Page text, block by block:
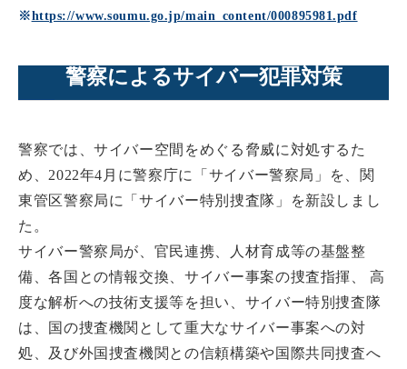
※https://www.soumu.go.jp/main_content/000895981.pdf
警察によるサイバー犯罪対策
警察では、サイバー空間をめぐる脅威に対処するた
め、2022年4月に警察庁に「サイバー警察局」を、関
東管区警察局に「サイバー特別捜査隊」を新設しまし
た。
サイバー警察局が、官民連携、人材育成等の基盤整
備、各国との情報交換、サイバー事案の捜査指揮、 高
度な解析への技術支援等を担い、サイバー特別捜査隊
は、国の捜査機関として重大なサイバー事案への対
処、及び外国捜査機関との信頼構築や国際共同捜査へ